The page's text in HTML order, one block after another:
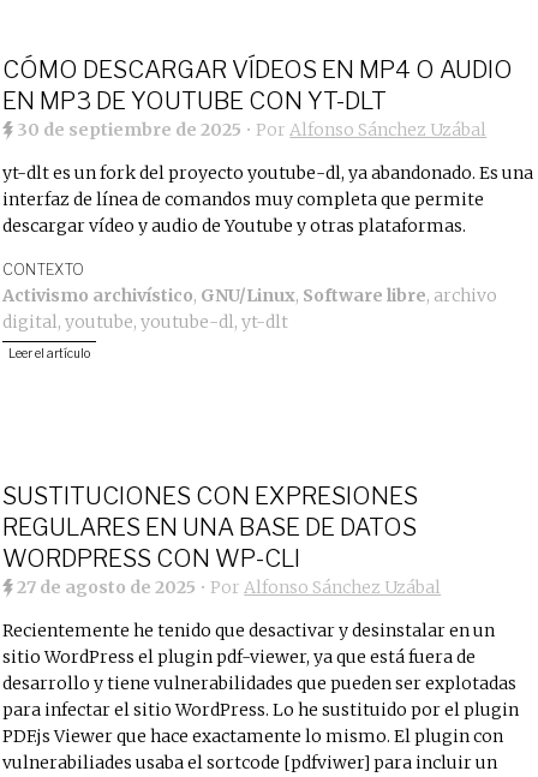
CÓMO DESCARGAR VÍDEOS EN MP4 O AUDIO
EN MP3 DE YOUTUBE CON YT-DLT
30 de septiembre de 2025 • PorAlfonso Sánchez Uzábal
yt-dlt es un fork del proyecto youtube-dl, ya abandonado. Es una
interfaz de línea de comandos muy completa que permite
descargar vídeo y audio de Youtube y otras plataformas.
CONTEXTO
Activismo archivístico, GNU/Linux, Software libre, archivo
digital,youtube,youtube-dl,yt-dlt
Leer el artículo
SUSTITUCIONES CON EXPRESIONES
REGULARES EN UNA BASE DE DATOS
WORDPRESS CON WP-CLI
27 de agosto de 2025 • PorAlfonso Sánchez Uzábal
Recientemente he tenido que desactivar y desinstalar en un
sitio WordPress el plugin pdf-viewer, ya que está fuera de
desarrollo y tiene vulnerabilidades que pueden ser explotadas
para infectar el sitio WordPress. Lo he sustituido por el plugin
PDF.js Viewer que hace exactamente lo mismo. El plugin con
vulnerabiliades usaba el sortcode [pdfviwer] para incluir un